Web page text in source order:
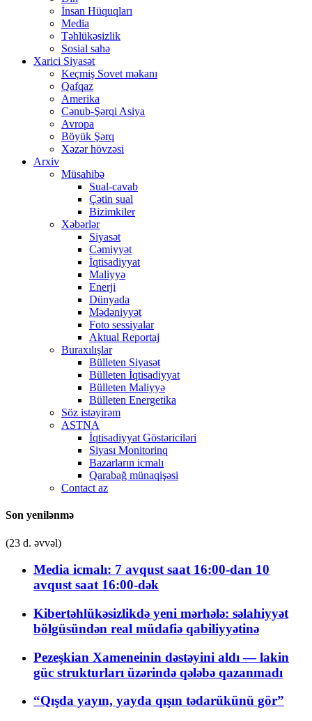
İnsan Hüquqları
Media
Təhlükəsizlik
Sosial sahə
Xarici Siyasət
Keçmiş Sovet məkanı
Qafqaz
Amerika
Cənub-Şərqi Asiya
Avropa
Böyük Şərq
Xəzər hövzəsi
Arxiv
Müsahibə
Sual-cavab
Çətin sual
Bizimkiler
Xəbərlər
Siyasət
Cəmiyyət
İqtisadiyyat
Maliyyə
Enerji
Dünyada
Mədəniyyət
Foto sessiyalar
Aktual Reportaj
Buraxılışlar
Bülleten Siyasət
Bülleten İqtisadiyyat
Bülleten Maliyyə
Bülleten Energetika
Söz istəyirəm
ASTNA
İqtisadiyyat Göstəriciləri
Siyası Monitorinq
Bazarların icmalı
Qarabağ münaqişəsi
Contact az
Son yenilənmə
(23 d. əvvəl)
Media icmalı: 7 avqust saat 16:00-dan 10
avqust saat 16:00-dək
Kibertəhlükəsizlikdə yeni mərhələ: səlahiyyət
bölgüsündən real müdafiə qabiliyyətinə
Pezeşkian Xameneinin dəstəyini aldı — lakin
güc strukturları üzərində qələbə qazanmadı
“Qışda yayın, yayda qışın tədarükünü gör”